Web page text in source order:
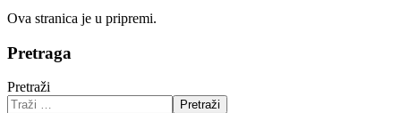
Ova stranica je u pripremi.
Pretraga
Pretraži
Pretraži